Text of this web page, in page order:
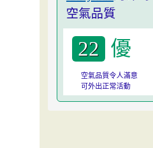
空氣品質
22 優
空氣品質令人滿意
可外出正常活動